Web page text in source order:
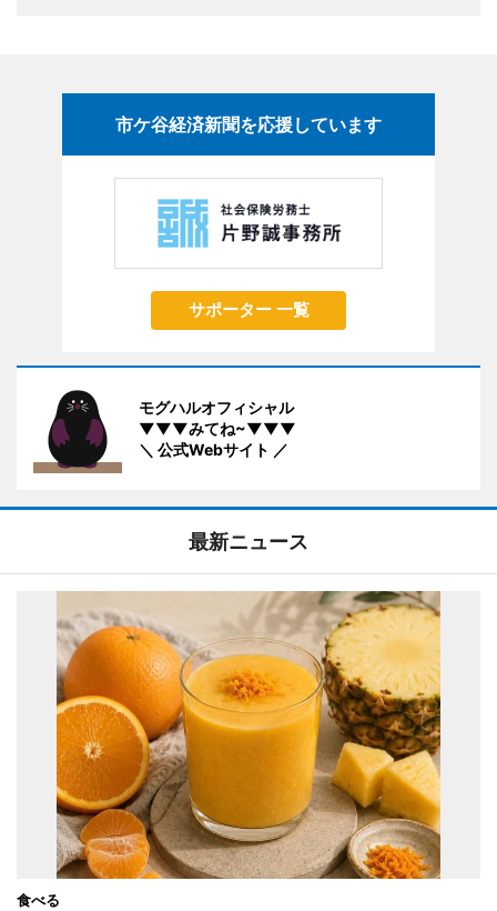
市ケ谷経済新聞を応援しています
サポーター 一覧
モグハルオフィシャル
▼▼▼みてね~▼▼▼
＼ 公式Webサイト ／
最新ニュース
食べる